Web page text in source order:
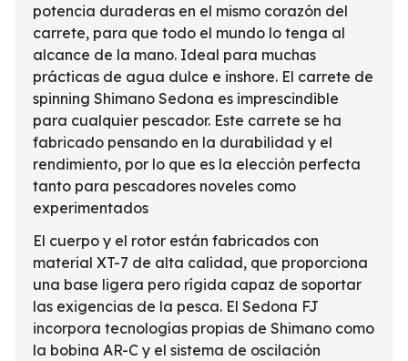
potencia duraderas en el mismo corazón del
carrete, para que todo el mundo lo tenga al
alcance de la mano. Ideal para muchas
prácticas de agua dulce e inshore. El carrete de
spinning Shimano Sedona es imprescindible
para cualquier pescador. Este carrete se ha
fabricado pensando en la durabilidad y el
rendimiento, por lo que es la elección perfecta
tanto para pescadores noveles como
experimentados
El cuerpo y el rotor están fabricados con
material XT-7 de alta calidad, que proporciona
una base ligera pero rígida capaz de soportar
las exigencias de la pesca. El Sedona FJ
incorpora tecnologías propias de Shimano como
la bobina AR-C y el sistema de oscilación